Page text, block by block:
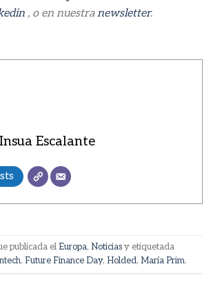
, o en nuestranewsletter.
Escalante
publicada el Europa, Noticiasy etiquetada
, Future Finance Day, Holded, María Prim.